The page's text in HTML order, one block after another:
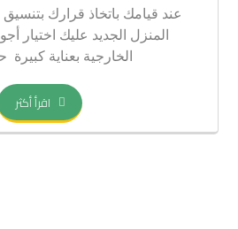
عند قيامك باتخاذ قرارك بتنسيق
المنزل الجديد عليك اختيار
الخارجية بعناية كبيرة
اقرأ أكثر